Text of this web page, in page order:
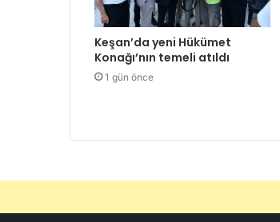
Keşan’da yeni Hükümet
Konağı’nın temeli atıldı
1 gün önce